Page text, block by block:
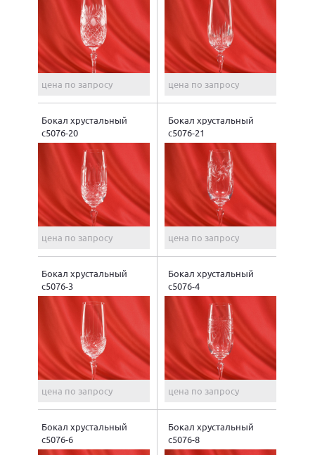
цена по запросу цена по запросу
Бокал хрустальный
с5076-20
цена по запросу
Бокал хрустальный
с5076-21
цена по запросу
Бокал хрустальный
с5076-3
цена по запросу
Бокал хрустальный
с5076-4
цена по запросу
Бокал хрустальный
с5076-6
Бокал хрустальный
с5076-8